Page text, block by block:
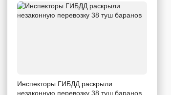
Инспекторы ГИБДД раскрыли
незаконную перевозку 38 туш баранов